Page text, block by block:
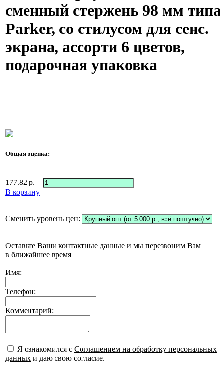
сменный стержень 98 мм
Parker, со стилусом для сенс.
экрана, ассорти 6 цветов,
подарочная упаковка
Общая оценка:
177.82 р.
В корзину
Сменить уровень цен:
Оставьте Ваши контактные данные и мы перезвоним Вам
в ближайшее время
Имя:
Телефон:
Комментарий:
Я ознакомился с Соглашением на обработку персональных
данных и даю свою согласие.